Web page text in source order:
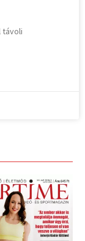
távoli